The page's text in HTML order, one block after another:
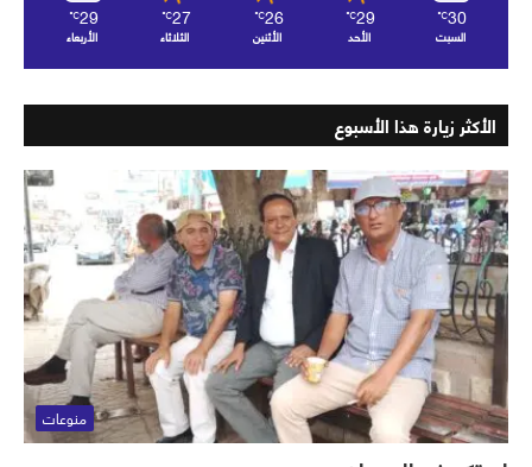
30
℃
السبت
29
℃
الأحد
26
℃
الأثنين
27
℃
الثلاثاء
29
℃
الأربعاء
الأكثر زيارة هذا الأسبوع
منوعات